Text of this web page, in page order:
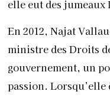
elle eut des
En 2012, Najat
ministre des Droits
gouvernement, un
passion. Lorsqu’elle